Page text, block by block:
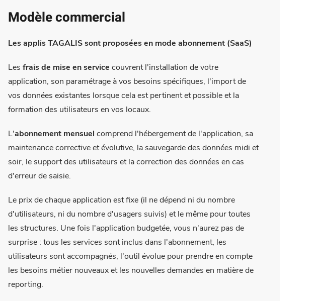
Modèle commercial
Les applis TAGALIS sont proposées en mode abonnement (SaaS)
Les frais de mise en service couvrent l'installation de votre
application, son paramétrage à vos besoins spécifiques, l'import de
vos données existantes lorsque cela est pertinent et possible et la
formation des utilisateurs en vos locaux.
L'abonnement mensuel comprend l'hébergement de l'application, sa
maintenance corrective et évolutive, la sauvegarde des données midi et
soir, le support des utilisateurs et la correction des données en cas
d'erreur de saisie.
Le prix de chaque application est fixe (il ne dépend ni du nombre
d'utilisateurs, ni du nombre d'usagers suivis) et le même pour toutes
les structures. Une fois l'application budgetée, vous n'aurez pas de
surprise : tous les services sont inclus dans l'abonnement, les
utilisateurs sont accompagnés, l'outil évolue pour prendre en compte
les besoins métier nouveaux et les nouvelles demandes en matière de
reporting.